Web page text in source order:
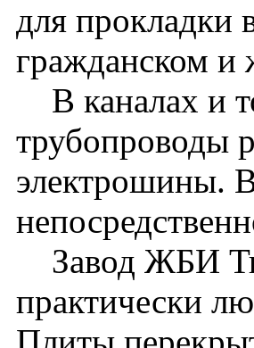
для прокладки
гражданском и
В каналах и
трубопроводы
электрошины.
Завод ЖБИ
практически